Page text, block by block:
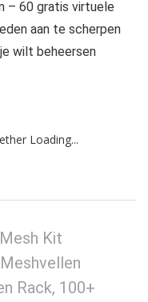
– 60 gratis virtuele
aan te scherpen
wilt beheersen
Loading...
Kit
Rack, 100+